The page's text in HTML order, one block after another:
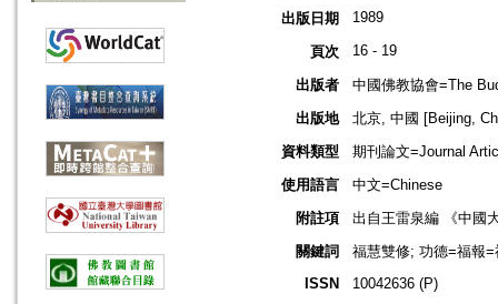
出版日期
1989
頁次 16 - 19
出版者
中國佛教協會=The
出版地
北京, 中國 [Beijing,
資料類型
期刊論文=Journal
使用語言
中文=Chinese
附註項
出自王雷泉編 《中國
關鍵詞
福慧雙修; 功德=福報
ISSN
10042636 (P)